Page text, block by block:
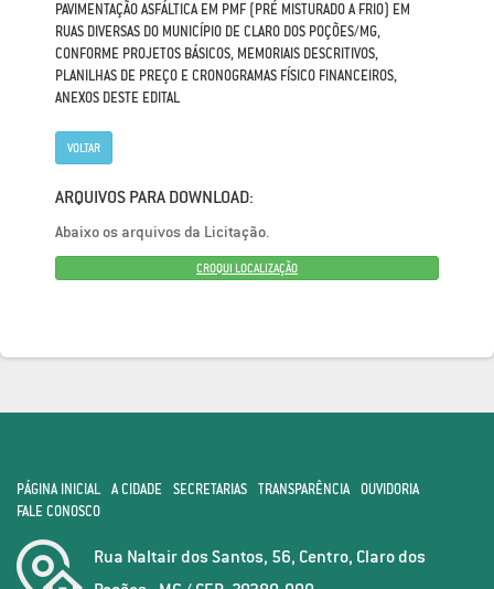
PAVIMENTAÇÃO ASFÁLTICA EM PMF (PRÉ MISTURADO A FRIO) EM
RUAS DIVERSAS DO MUNICÍPIO DE CLARO DOS POÇÕES/MG,
CONFORME PROJETOS BÁSICOS, MEMORIAIS DESCRITIVOS,
PLANILHAS DE PREÇO E CRONOGRAMAS FÍSICO FINANCEIROS,
ANEXOS DESTE EDITAL
VOLTAR
ARQUIVOS PARA DOWNLOAD:
Abaixo os arquivos da Licitação.
CROQUI LOCALIZAÇÃO
PÁGINA INICIAL A CIDADE SECRETARIAS TRANSPARÊNCIA
OUVIDORIA
FALE CONOSCO
Rua Naltair dos Santos, 56, Centro, Claro dos